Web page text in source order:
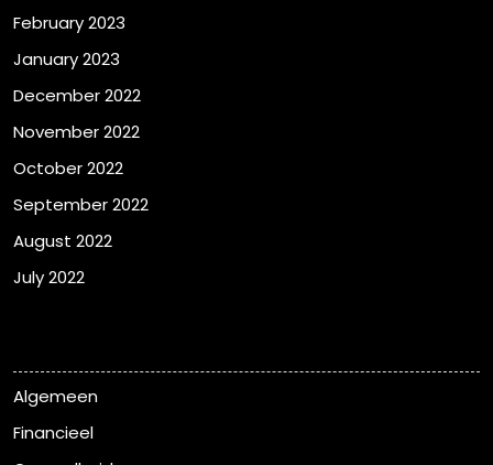
February 2023
January 2023
December 2022
November 2022
October 2022
September 2022
August 2022
July 2022
Algemeen
Financieel